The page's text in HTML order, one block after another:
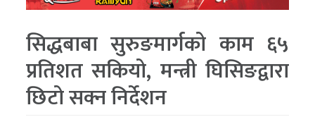
सिद्धबाबा सुरुङमार्गको काम ६५
प्रतिशत सकियो, मन्त्री घिसिङद्वारा
छिटो सक्न निर्देशन